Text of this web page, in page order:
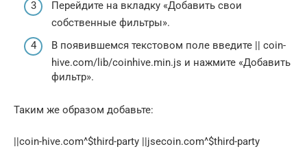
Перейдите на вкладку «Добавить свои
собственные фильтры».
В появившемся текстовом поле введите || coin-
hive.com/lib/coinhive.min.js и нажмите «Добавить
фильтр».
Таким же образом добавьте:
||coin-hive.com^$third-party ||jsecoin.com^$third-party